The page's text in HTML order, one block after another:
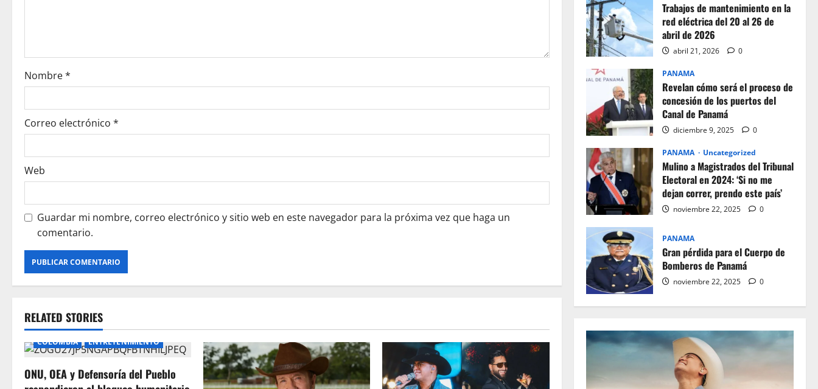
i
o
n
Nombre*
Correo electrónico *
Web
Guardar mi nombre, correo electrónico y sitio web en este navegador para la próxima vez que haga un
comentario.
RELATED STORIES
COLOMBIA ENTRETENIMIENTO
ONU, OEA y Defensoría del Pueblo
Trabajos de mantenimiento en la
red eléctrica del 20 al 26 de
abril de 2026
abril 21, 2026 0
PANAMA
Revelan cómo será el proceso de
concesión de los puertos del
Canal de Panamá
diciembre 9, 2025 0
PANAMA Uncategorized
Mulino a Magistrados del Tribunal
Electoral en 2024: ‘Si no me
dejan correr, prendo este país’
noviembre 22, 2025 0
PANAMA
Gran pérdida para el Cuerpo de
Bomberos de Panamá
noviembre 22, 2025 0